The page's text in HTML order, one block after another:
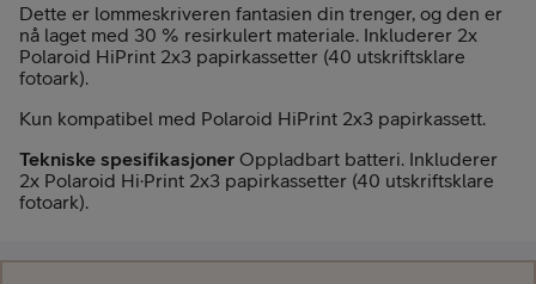
Dette er lommeskriveren fantasien din trenger, og den er
nå laget med 30 % resirkulert materiale. Inkluderer 2x
Polaroid HiPrint 2x3 papirkassetter (40 utskriftsklare
fotoark).
Kun kompatibel med Polaroid HiPrint 2x3 papirkassett.
Tekniske spesifikasjoner Oppladbart batteri. Inkluderer
2x Polaroid Hi·Print 2x3 papirkassetter (40 utskriftsklare
fotoark).